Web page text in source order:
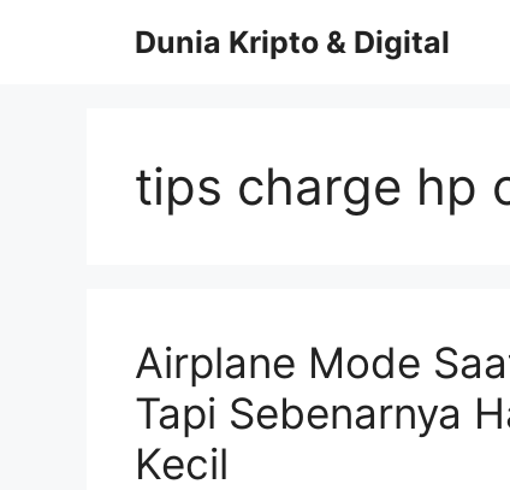
Dunia Kripto & Digital
tips charge hp
Airplane Mode
Tapi Sebenarnya
Kecil